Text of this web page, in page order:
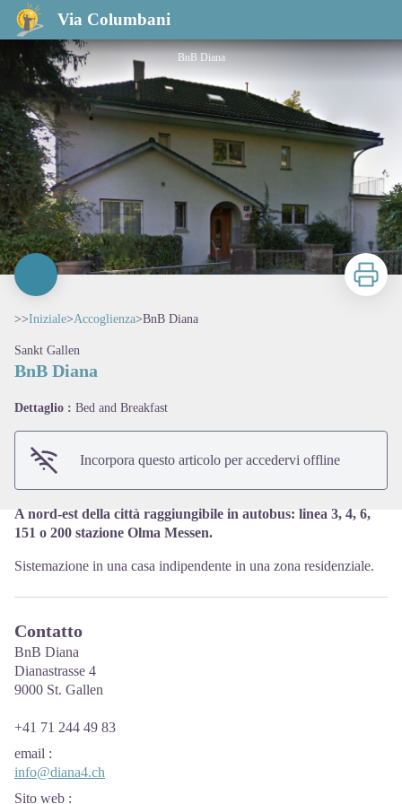
Via Columbani
BnB Diana
BnB Diana
Stampa
>>Iniziale>Accoglienza>BnB Diana
Sankt Gallen
BnB Diana
Dettaglio : Bed and Breakfast
Incorpora questo articolo per accedervi offline
A nord-est della città raggiungibile in autobus: linea 3, 4, 6,
151 o 200 stazione Olma Messen.
Sistemazione in una casa indipendente in una zona residenziale.
Contatto
BnB Diana
Dianastrasse 4
9000 St. Gallen
+41 71 244 49 83
email :
info@diana4.ch
Sito web :